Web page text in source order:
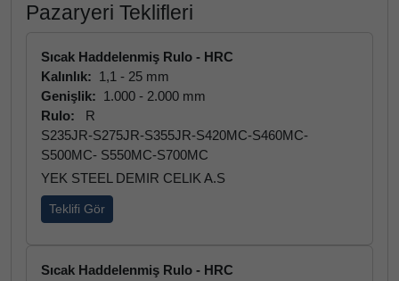
Pazaryeri Teklifleri
Sıcak Haddelenmiş Rulo - HRC
Kalınlık: 1,1 - 25 mm
Genişlik: 1.000 - 2.000 mm
Rulo:
R
S235JR-S275JR-S355JR-S420MC-S460MC-
S500MC- S550MC-S700MC
YEK STEEL DEMIR CELIK A.S
Teklifi Gör
Sıcak Haddelenmiş Rulo - HRC